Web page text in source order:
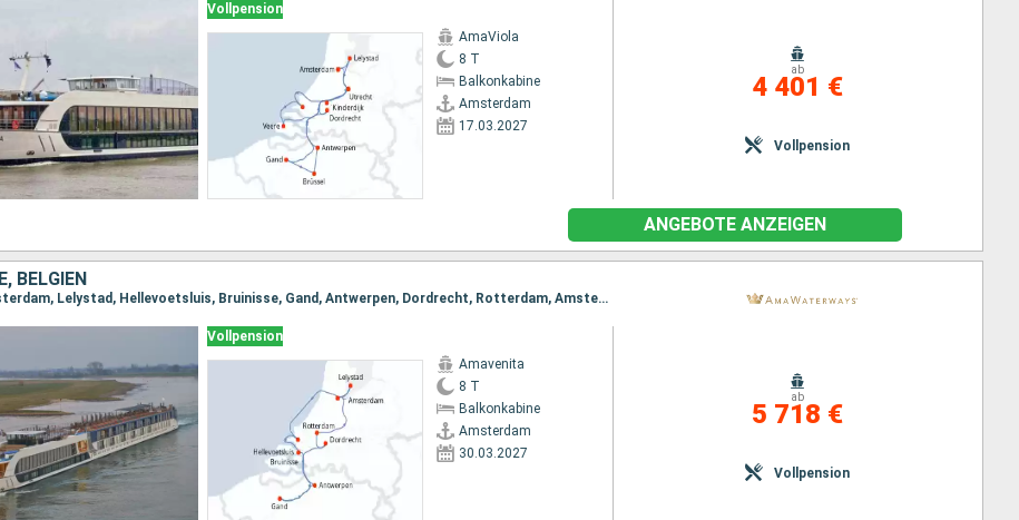
Vollpension
AmaViola
8 T
Balkonkabine
Amsterdam
17.03.2027
ab
4 401 €
Vollpension
ANGEBOTE ANZEIGEN
BELGIEN
Reiseroute : Amsterdam, Lelystad, Hellevoetsluis, Bruinisse, Gand, Antwerpen, Dordrecht, Rotterdam, Amsterdam
Vollpension
Amavenita
8 T
Balkonkabine
Amsterdam
30.03.2027
ab
5 718 €
Vollpension